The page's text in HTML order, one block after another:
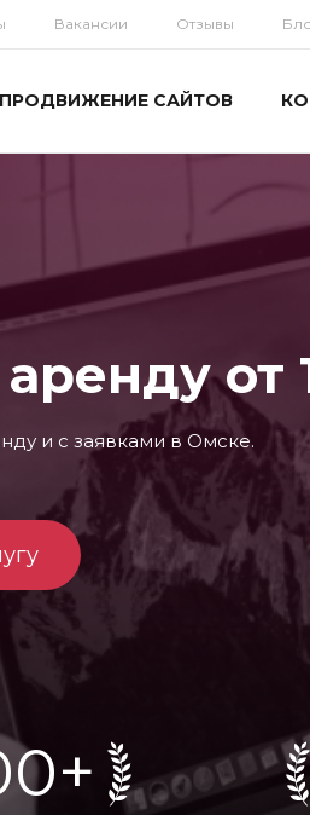
Вакансии Отзывы
ПРОДВИЖЕНИЕ САЙТОВ
от
и с заявками в Омске.